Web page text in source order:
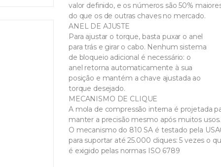
valor definido, e os números são 50%
do que os de outras chaves no mercado.
ANEL DE AJUSTE
Para ajustar o torque, basta puxar o anel
para trás e girar o cabo. Nenhum sistema
de bloqueio adicional é necessário: o
anel retorna automaticamente à sua
posição e mantém a chave ajustada ao
torque desejado.
MECANISMO DE CLIQUE
A mola de compressão interna é projetada
manter a precisão mesmo após muitos usos.
O mecanismo do 810 SA é testado pela
para suportar até 25.000 cliques: 5 vezes o
é exigido pelas normas ISO 6789